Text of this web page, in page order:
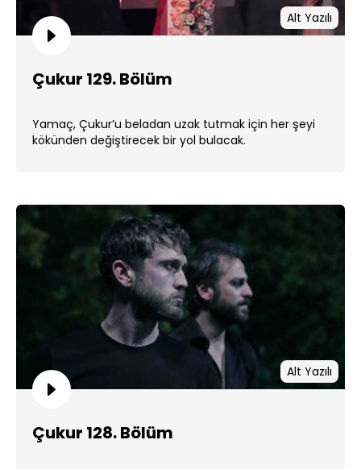
Alt Yazılı
Çukur 129. Bölüm
Yamaç, Çukur’u beladan uzak tutmak için her şeyi
kökünden değiştirecek bir yol bulacak.
Alt Yazılı
Çukur 128. Bölüm